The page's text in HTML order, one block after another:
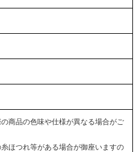
商品の色味や仕様が異なる場合がご
ほつれ等がある場合が御座いますの